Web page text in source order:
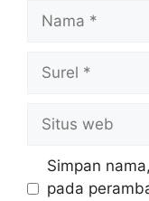
Nama
Surel
Situs
web
Simpan
pada